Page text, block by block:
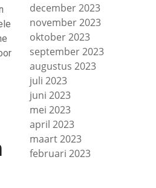
december 2023
november 2023
oktober 2023
september 2023
augustus 2023
juli 2023
juni 2023
mei 2023
april 2023
maart 2023
februari 2023